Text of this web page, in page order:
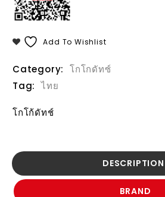
Add To Wishlist
Category: โกโกดัทซ์
Tag: ไทย
โกโก้ดัทช์
DESCRIPTION
BRAND